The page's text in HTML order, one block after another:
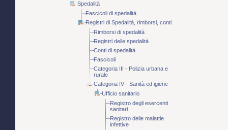
Spedalità
Fascicoli di spedalità
Registri di Spedalità, rimborsi, conti
Rimborsi di spedalità
Registri delle spedalità
Conti di spedalità
Fascicoli
Categoria III - Polizia urbana e
rurale
Categoria IV - Sanità ed igiene
Ufficio sanitario
Registro degli esercenti
sanitari
Registro delle malattie
infettive